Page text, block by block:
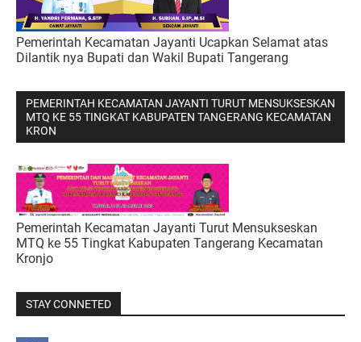
Pemerintah Kecamatan Jayanti Ucapkan Selamat atas
Dilantik nya Bupati dan Wakil Bupati Tangerang
PEMERINTAH KECAMATAN JAYANTI TURUT MENSUKSESKAN
MTQ KE 55 TINGKAT KABUPATEN TANGERANG KECAMATAN
KRON
Pemerintah Kecamatan Jayanti Turut Mensukseskan
MTQ ke 55 Tingkat Kabupaten Tangerang Kecamatan
Kronjo
STAY CONNETED